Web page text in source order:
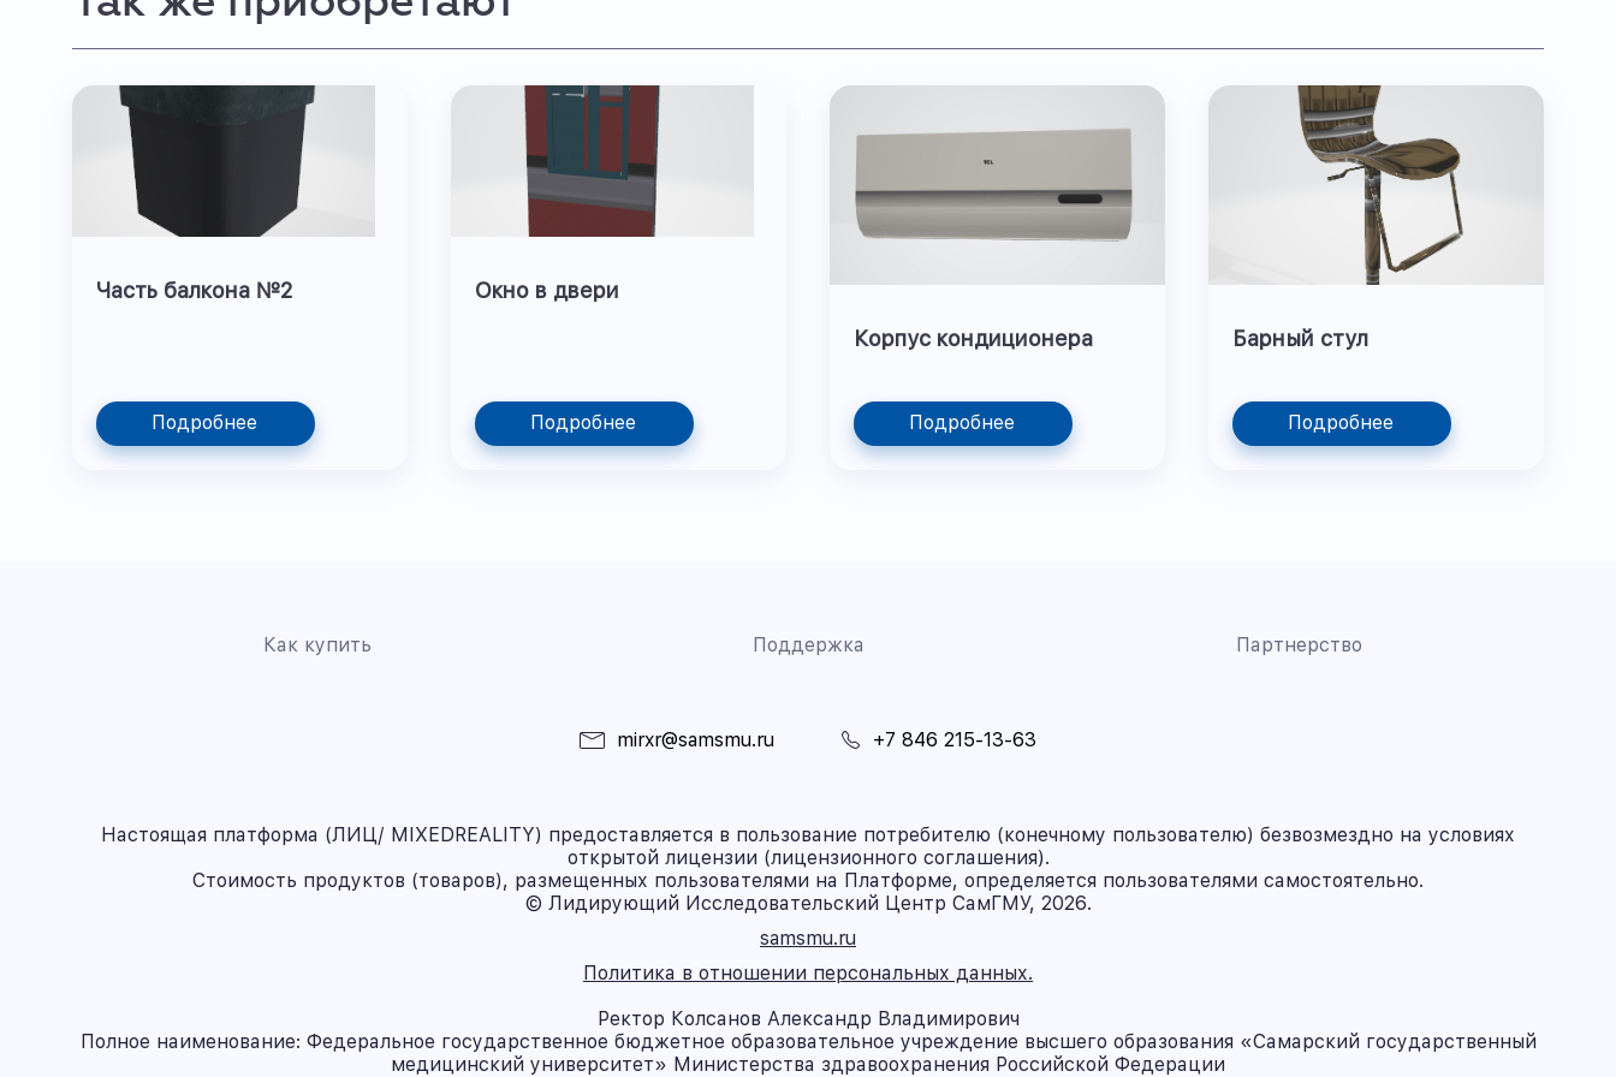
Часть балкона №2
Подробнее
Окно в двери
Подробнее
Корпус кондиционера
Подробнее
Барный стул
Подробнее
Как купить Поддержка Партнерство
mirxr@samsmu.ru +7 846 215-13-63
Настоящая платформа (ЛИЦ/ MIXEDREALITY) предоставляется в пользование потребителю (конечному пользователю) безвозмездно на условиях
открытой лицензии (лицензионного соглашения).
Стоимость продуктов (товаров), размещенных пользователями на Платформе, определяется пользователями самостоятельно.
© Лидирующий Исследовательский Центр СамГМУ, 2026.
samsmu.ru
Политика в отношении персональных данных.
Ректор Колсанов Александр Владимирович
Полное наименование: Федеральное государственное бюджетное образовательное учреждение высшего образования «Самарский государственный
медицинский университет» Министерства здравоохранения Российской Федерации